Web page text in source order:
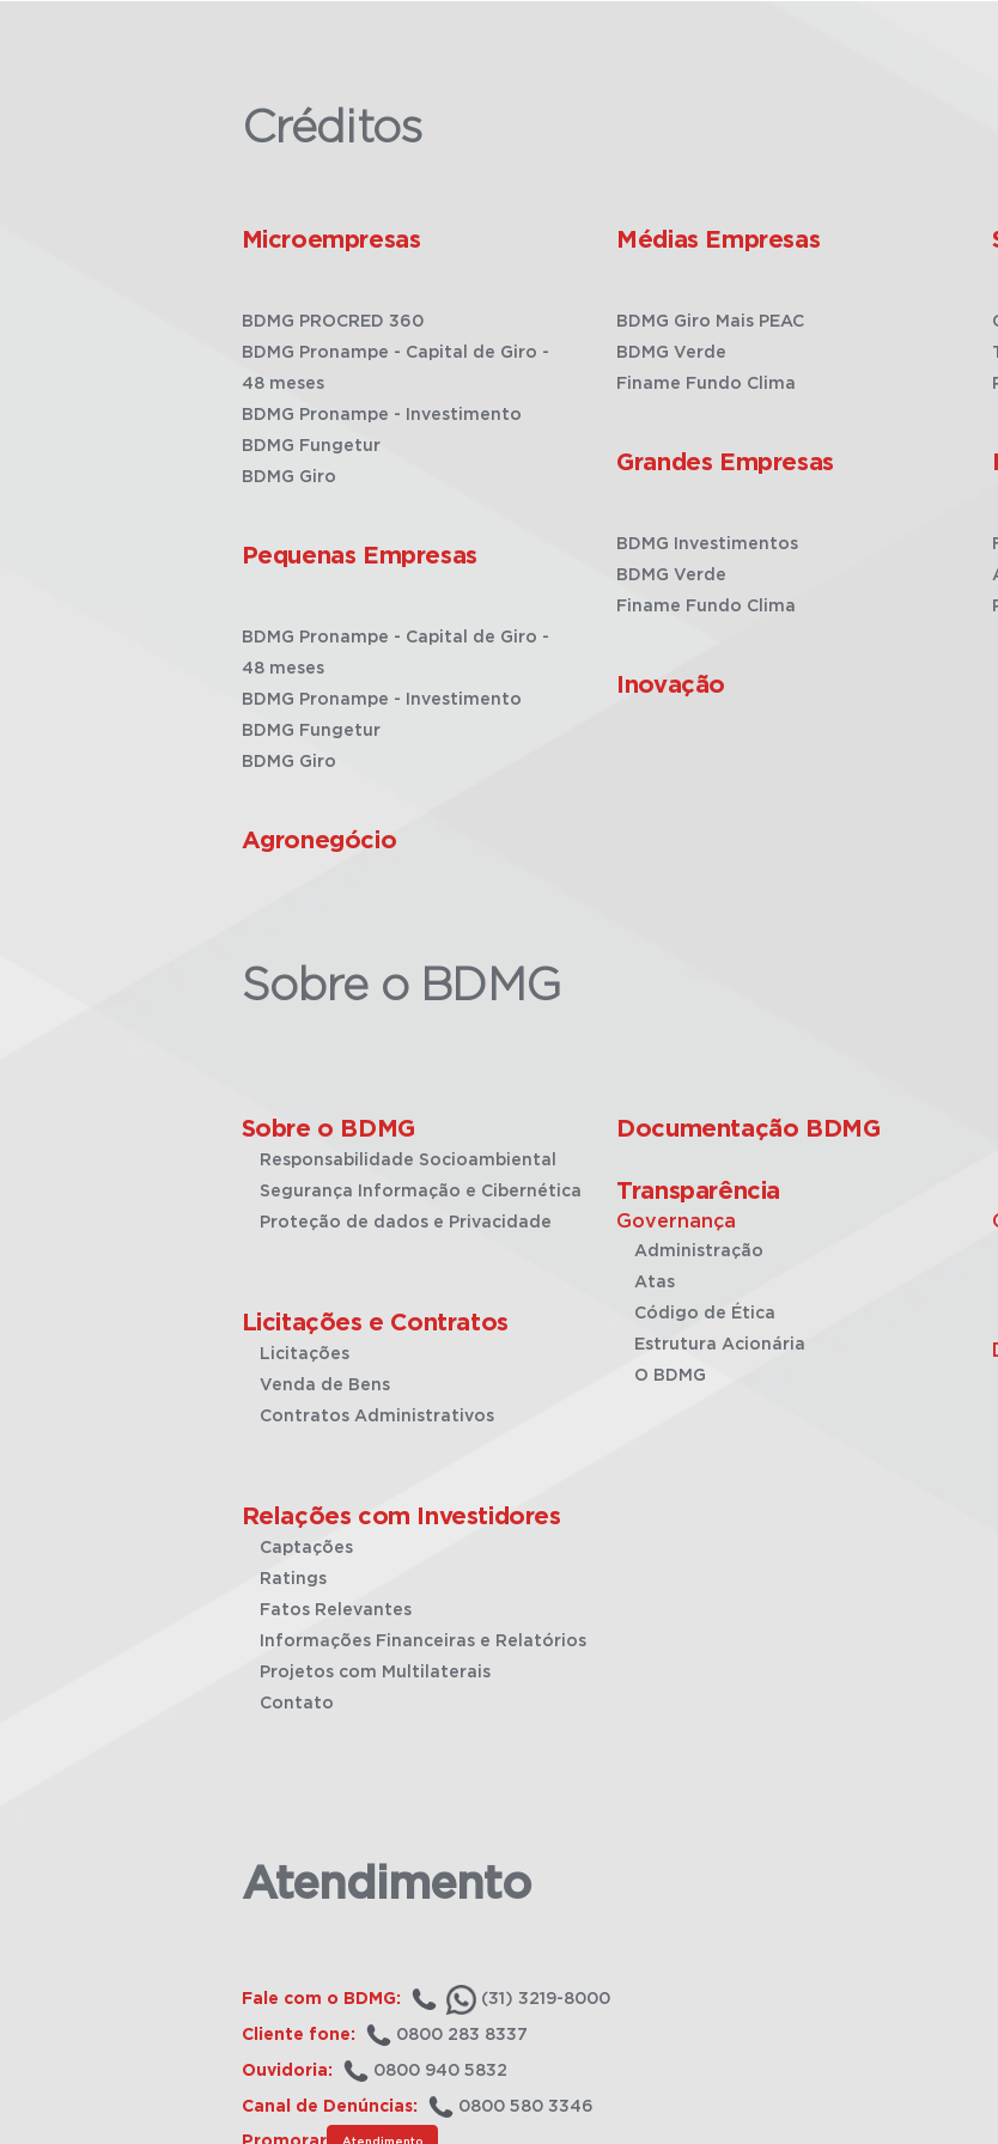
Créditos
Microempresas
BDMG PROCRED 360
BDMG Pronampe - Capital de Giro -
48 meses
BDMG Pronampe - Investimento
BDMG Fungetur
BDMG Giro
Pequenas Empresas
BDMG Pronampe - Capital de Giro -
48 meses
BDMG Pronampe - Investimento
BDMG Fungetur
BDMG Giro
Agronegócio
Médias Empresas
BDMG Giro Mais PEAC
BDMG Verde
Finame Fundo Clima
Grandes Empresas
BDMG Investimentos
BDMG Verde
Finame Fundo Clima
Inovação
Sobre o BDMG
Sobre o BDMG
Responsabilidade Socioambiental
Segurança Informação e Cibernética
Proteção de dados e Privacidade
Licitações e Contratos
Licitações
Venda de Bens
Contratos Administrativos
Relações com Investidores
Captações
Ratings
Fatos Relevantes
Informações Financeiras e Relatórios
Projetos com Multilaterais
Contato
Documentação BDMG
Transparência
Governança
Administração
Atas
Código de Ética
Estrutura Acionária
O BDMG
Atendimento
Fale com o BDMG: (31) 3219-8000
Cliente fone: 0800 283 8337
Ouvidoria: 0800 940 5832
Canal de Denúncias: 0800 580 3346
Atendimento